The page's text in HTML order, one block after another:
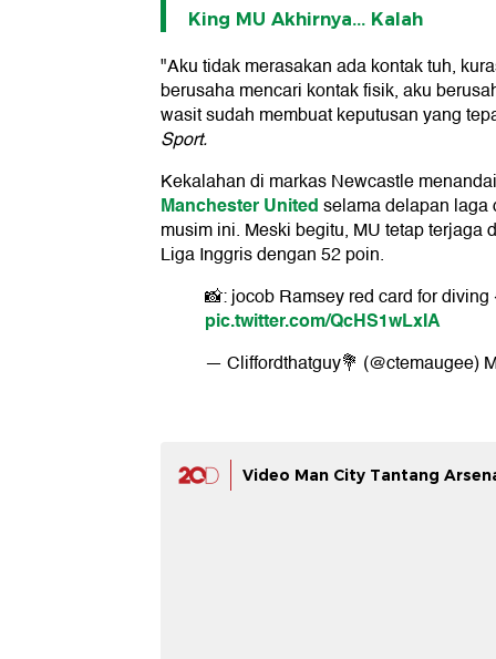
King MU Akhirnya... Kalah
"Aku tidak merasakan ada kontak tuh,
berusaha mencari kontak fisik, aku
wasit sudah membuat keputusan yang
Sport.
Kekalahan di markas Newcastle
Manchester Unitedselama delapan
musim ini. Meski begitu, MU tetap terjaga
Liga Inggris dengan 52 poin.
📸: jocob Ramsey red card for
pic.twitter.com/QcHS1wLxIA
— Cliffordthatguy💐 (@ctemaugee)
Video Man City Tantang